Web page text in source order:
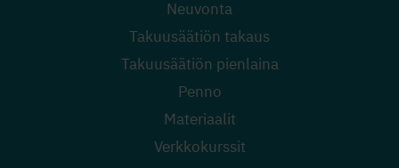
Neuvonta
Takuusäätiön takaus
Takuusäätiön pienlaina
Penno
Materiaalit
Verkkokurssit